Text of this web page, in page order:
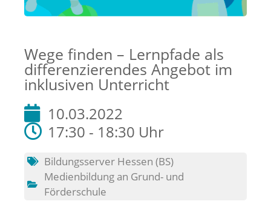
Wege finden – Lernpfade als
differenzierendes Angebot im
inklusiven Unterricht
10.03.2022
17:30 - 18:30 Uhr
Bildungsserver Hessen (BS)
Medienbildung an Grund- und
Förderschule